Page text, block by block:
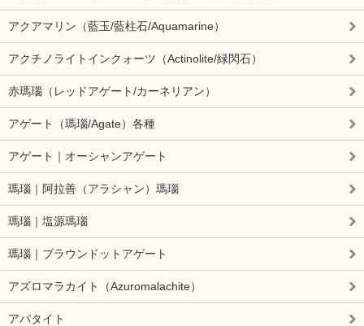
アクアマリン（藍玉/藍柱石/Aquamarine）
アクチノライトインクォーツ（Actinolite/緑閃石）
赤瑪瑙（レッドアゲート/カーネリアン）
アゲート（瑪瑙/Agate）各種
アゲート｜オーシャンアゲート
瑪瑙｜阿拉善（アラシャン）瑪瑙
瑪瑙｜塩源瑪瑙
瑪瑙｜ブラウンドットアゲート
アズロマラカイト（Azuromalachite）
アパタイト